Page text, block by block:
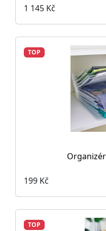
1 145 Kč
TOP
199 Kč
TOP